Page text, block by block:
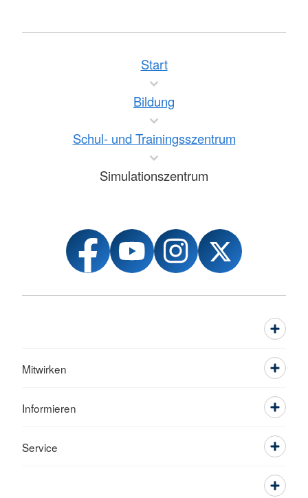
Start
Bildung
Schul- und Trainingsszentrum
Simulationszentrum
Mitwirken
Informieren
Service